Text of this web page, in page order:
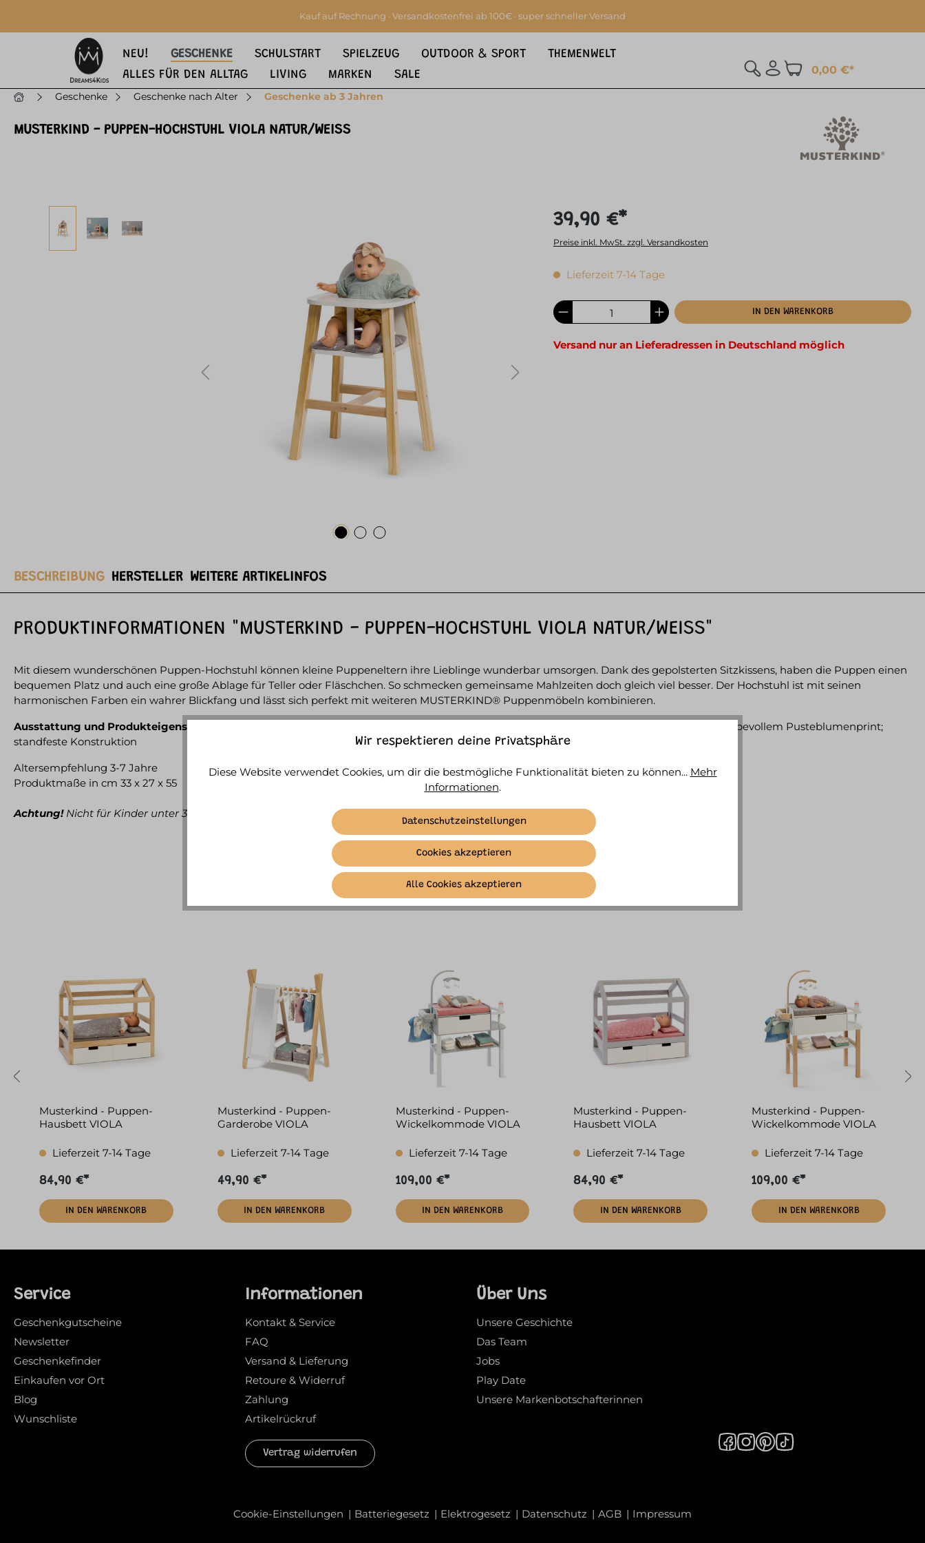
Kauf auf Rechnung · Versandkostenfrei ab 100€ · super schneller Versand
NEU! GESCHENKE SCHULSTART SPIELZEUG OUTDOOR & SPORT
THEMENWELT
ALLES FÜR DEN ALLTAG
LIVING MARKEN SALE 0,00 €*
Geschenke Geschenke nach Alter Geschenke ab 3 Jahren
MUSTERKIND - PUPPEN-HOCHSTUHL VIOLA NATUR/WEISS
39,90 €*
Preise inkl. MwSt. zzgl. Versandkosten
Lieferzeit 7-14 Tage
IN DEN WARENKORB
Versand nur an Lieferadressen in Deutschland möglich
BESCHREIBUNG HERSTELLER WEITERE ARTIKELINFOS
PRODUKTINFORMATIONEN "MUSTERKIND - PUPPEN-HOCHSTUHL VIOLA NATUR/WEISS"
Mit diesem wunderschönen Puppen-Hochstuhl können kleine Puppeneltern ihre Lieblinge wunderbar umsorgen. Dank des gepolsterten Sitzkissens, haben die Puppen einen
bequemen Platz und auch eine große Ablage für Teller oder Fläschchen. So schmecken gemeinsame Mahlzeiten doch gleich viel besser. Der Hochstuhl ist mit seinen
harmonischen Farben ein wahrer Blickfang und lässt sich perfekt mit weiteren MUSTERKIND® Puppenmöbeln kombinieren.
Ausstattung und Produkteigenschaften:
moderner Puppen-Hochstuhl aus hochwertigem Holz; Sitzkissen aus grauemMusselin Stoff mit liebevollem Pusteblumenprint;
standfeste Konstruktion
Altersempfehlung 3-7 Jahre
Produktmaße in cm 33 x 27 x 55
Achtung!Nicht für Kinder unter 3 Jahren geeignet. Erstickungsgefahr wegen verschluckbarer Kleinteile.
SIMILAR ITEMS
Musterkind - Puppen-
Hausbett VIOLA
Lieferzeit 7-14 Tage
84,90 €*
IN DEN WARENKORB
Musterkind - Puppen-
Garderobe VIOLA
Lieferzeit 7-14 Tage
49,90 €*
IN DEN WARENKORB
Musterkind - Puppen-
Wickelkommode VIOLA
Lieferzeit 7-14 Tage
109,00 €*
IN DEN WARENKORB
Musterkind - Puppen-
Hausbett VIOLA
Lieferzeit 7-14 Tage
84,90 €*
IN DEN WARENKORB
Musterkind - Puppen-
Wickelkommode VIOLA
Lieferzeit 7-14 Tage
109,00 €*
IN DEN WARENKORB
Service
Geschenkgutscheine
Newsletter
Geschenkefinder
Einkaufen vor Ort
Blog
Wunschliste
Informationen
Kontakt & Service
FAQ
Versand & Lieferung
Retoure & Widerruf
Zahlung
Artikelrückruf
Vertrag widerrufen
Über Uns
Unsere Geschichte
Das Team
Jobs
Play Date
Unsere Markenbotschafterinnen
Cookie-Einstellungen Batteriegesetz Elektrogesetz Datenschutz AGB Impressum
Wir respektieren deine Privatsphäre
Diese Website verwendet Cookies, um dir die bestmögliche Funktionalität bieten zu können... Mehr
Informationen.
Datenschutzeinstellungen
Cookies akzeptieren
Alle Cookies akzeptieren